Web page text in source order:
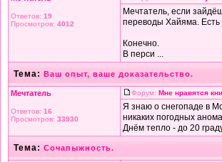
Ответов: 19
Просмотров: 4012
Мечтатель, если
переводы Хайяма. Есть
Конечно.
В перси ...
Тема: Ваш опыт, ваше доказательство.
Мечтатель
Ответов: 16
Просмотров: 33930
Форум: Мне нравятся
Я знаю о снегопаде в
никаких погодных
Днём тепло - до 20
Тема: Сочапыжность.